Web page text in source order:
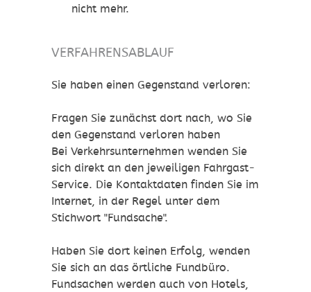
nicht mehr.
VERFAHRENSABLAUF
Sie haben einen Gegenstand verloren:
Fragen Sie zunächst dort nach, wo Sie
den Gegenstand verloren haben
Bei Verkehrsunternehmen wenden Sie
sich direkt an den jeweiligen Fahrgast-
Service. Die Kontaktdaten finden Sie im
Internet, in der Regel unter dem
Stichwort "Fundsache".
Haben Sie dort keinen Erfolg, wenden
Sie sich an das örtliche Fundbüro.
Fundsachen werden auch von Hotels,